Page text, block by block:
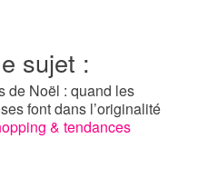
sujet :
de Noël : quand les
font dans l’originalité
& tendances